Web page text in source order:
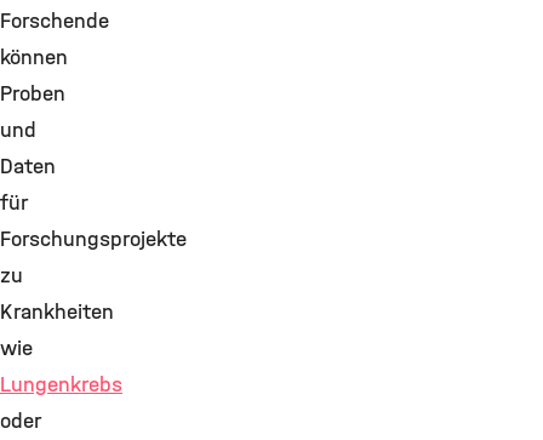
Forschende
können
Proben
und
Daten
für
Forschungsprojekte
zu
Krankheiten
wie
Lungenkrebs
oder